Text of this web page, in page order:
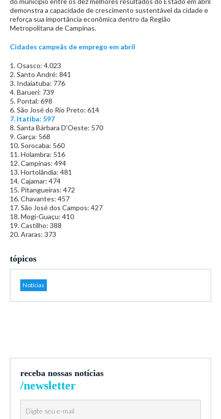
demonstra a capacidade de crescimento sustentável da cidade e
reforça sua importância econômica dentro da Região
Metropolitana de Campinas.
Cidades campeãs de emprego em abril
1. Osasco: 4.023
2. Santo André: 841
3. Indaiatuba: 776
4. Barueri: 739
5. Pontal: 698
6. São José do Rio Preto: 614
7. Itatiba: 597
8. Santa Bárbara D’Oeste: 570
9. Garça: 568
10. Sorocaba: 560
11. Holambra: 516
12. Campinas: 494
13. Hortolândia: 481
14. Cajamar: 474
15. Pitangueiras: 472
16. Chavantes: 457
17. São José dos Campos: 427
18. Mogi-Guaçu: 410
19. Castilho: 388
20. Araras: 373
tópicos
Notícias
receba nossas notícias
/newsletter